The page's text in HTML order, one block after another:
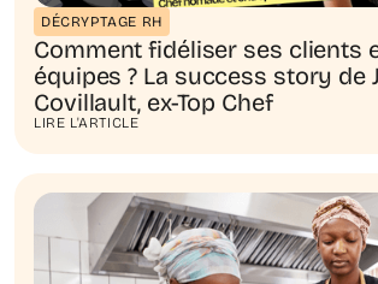
DÉCRYPTAGE RH
Comment fidéliser ses clients
équipes ? La success story de
Covillault, ex-Top Chef
LIRE L'ARTICLE